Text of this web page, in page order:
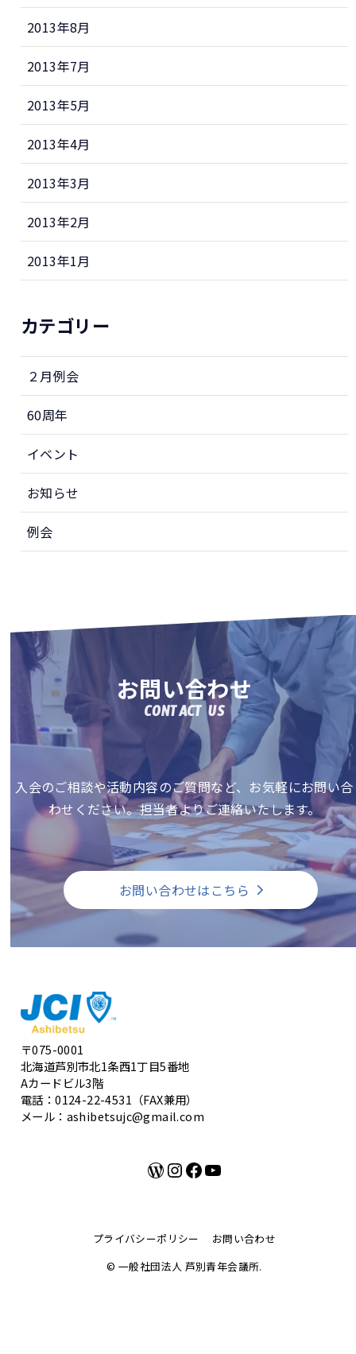
2013年8月
2013年7月
2013年5月
2013年4月
2013年3月
2013年2月
2013年1月
カテゴリー
２月例会
60周年
イベント
お知らせ
例会
お問い合わせ
CONTACT US
入会のご相談や活動内容のご質問など、お気軽にお問い合
わせください。担当者よりご連絡いたします。
お問い合わせはこちら
〒075-0001
北海道芦別市北1条西1丁目5番地
Aカードビル3階
電話：0124-22-4531（FAX兼用）
メール：ashibetsujc@gmail.com
WordPress
Instagram
Facebook
YouTube
プライバシーポリシー
お問い合わせ
© 一般社団法人 芦別青年会議所.